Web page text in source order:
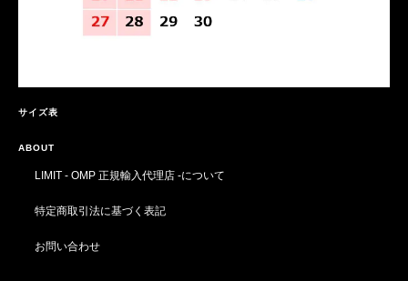
サイズ表
ABOUT
LIMIT - OMP 正規輸入代理店 -について
特定商取引法に基づく表記
お問い合わせ